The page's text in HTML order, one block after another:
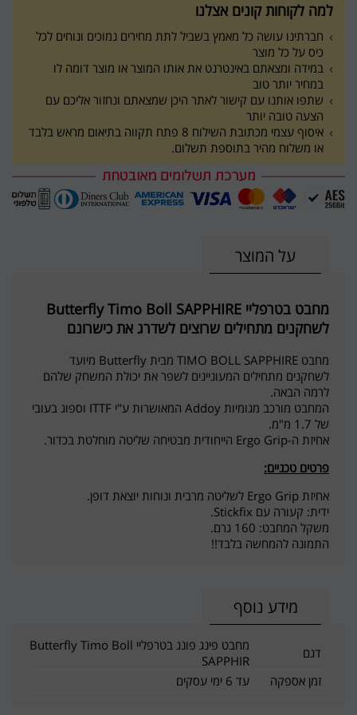
למה לקוחות קונים אצלנו
חברתינו עושה כל מאמץ בשביל לתת מחירים נמוכים ונוחים לכל
כיס על כל מוצר
במידה ומצאתם באינטרנט את אותו המוצר או מוצר דומה לו
במחיר יותר טוב
שתפו אותנו עם קישור לאתר היכן שמצאתם ונחזור אליכם עם
הצעה טובה יותר
איסוף עצמי מכתובת השילוח 8 פתח תקווה בתיאום מראש בלבד
או משלוח מהיר בתוספת תשלום.
על המוצר
מחבט בטרפליי Butterfly Timo Boll SAPPHIRE
לשחקנים מתחילים שרוצים לשדרג את כישרונם
מחבט TIMO BOLL SAPPHIRE מבית Butterfly מיועד
לשחקנים מתחילים המעוניינים לשפר את יכולת המשחק שלהם
לרמה הבאה.
המחבט מורכב מגומיות Addoy המאושרות ע"י ITTF וספוג בעובי
של 1.7 מ"מ.
אחיזת ה-Ergo Grip הייחודית מבטיחה שליטה מוחלטת בכדור.
פרטים טכניים:
אחיזת Ergo Grip לשליטה מרבית ונוחות יוצאת דופן.
ידית: קעורה עם Stickfix.
משקל המחבט: 160 גרם.
התמונה להמחשה בלבד!!
מידע נוסף
דגם
מחבט פינג פונג בטרפליי Butterfly Timo Boll
SAPPHIR
זמן אספקה
עד 6 ימי עסקים